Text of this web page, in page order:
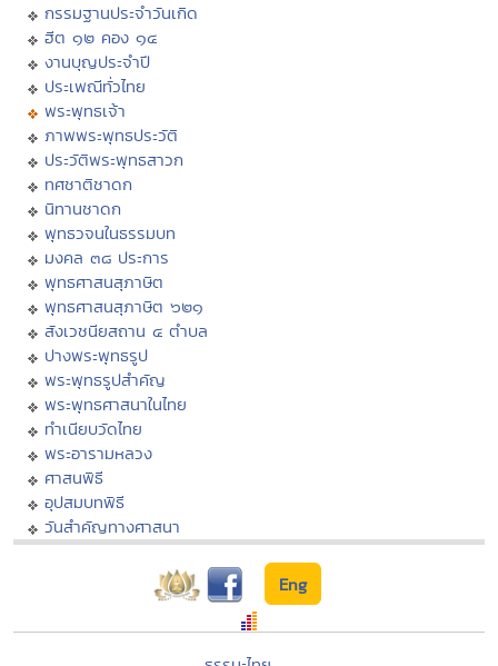
กรรมฐานประจำวันเกิด
ฮีต ๑๒ คอง ๑๔
งานบุญประจำปี
ประเพณีทั่วไทย
พระพุทธเจ้า
ภาพพระพุทธประวัติ
ประวัติพระพุทธสาวก
ทศชาติชาดก
นิทานชาดก
พุทธวจนในธรรมบท
มงคล ๓๘ ประการ
พุทธศาสนสุภาษิต
พุทธศาสนสุภาษิต ๖๒๑
สังเวชนียสถาน ๔ ตำบล
ปางพระพุทธรูป
พระพุทธรูปสำคัญ
พระพุทธศาสนาในไทย
ทำเนียบวัดไทย
พระอารามหลวง
ศาสนพิธี
อุปสมบทพิธี
วันสำคัญทางศาสนา
Eng